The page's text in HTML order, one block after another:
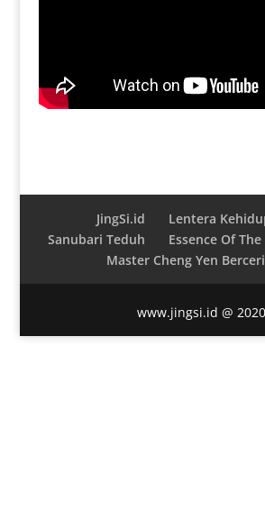
JingSi.id
Lentera
Sanubari Teduh
Essence Of
Master Cheng Yen
www.jingsi.id @ 2020